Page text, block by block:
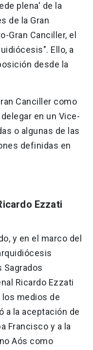
plena' de la
de la Gran
Gran Canciller, el
Ello, a
desde la
Canciller como
en un Vice-
o algunas de las
definidas en
Ezzati
y en el marco del
Sagrados
Ricardo Ezzati
medios de
a la aceptación de
Francisco y a la
Aós como